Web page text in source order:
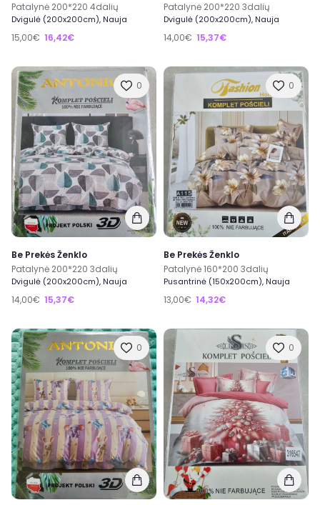
Patalynė 200*220 4dalių
Dvigulė (200x200cm), Nauja
15,00€ 16,42€
Patalynė 200*220 3dalių
Dvigulė (200x200cm), Nauja
14,00€ 15,37€
0
Be Prekės Ženklo
Patalynė 200*220 3dalių
Dvigulė (200x200cm), Nauja
14,00€ 15,37€
0
Be Prekės Ženklo
Patalynė 160*200 3dalių
Pusantrinė (150x200cm), Nauja
13,00€ 14,32€
0 0